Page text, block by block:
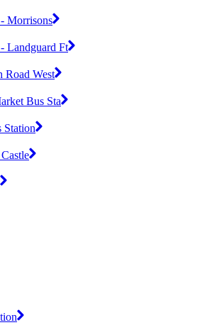
Morrisons
Landguard Ft
Road West
Bus Sta